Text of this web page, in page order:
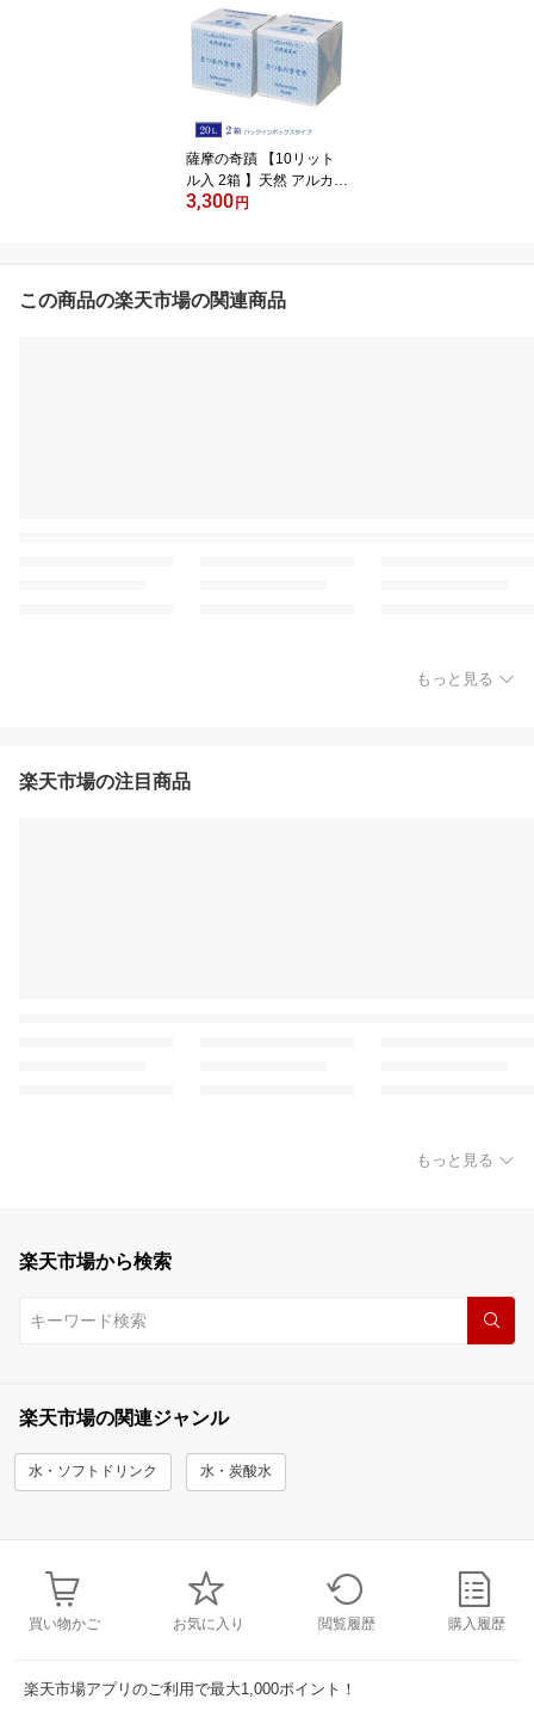
uma 使用ぽん酢 薩摩の
奇蹟温泉水仕込みポン酢
鹿児島のお土産や贈り物
などにも
薩摩の奇蹟 【10リット
ル入 2箱 】天然 アルカリ
温泉水 薩摩の奇蹟 美味
水 軟水 硬度0.6 ミネラル
ウォーター シリカ水 バ
3,300円
この商品の楽天市場の関連商品
もっと見る
楽天市場の注目商品
もっと見る
楽天市場から検索
楽天市場の関連ジャンル
水・ソフトドリンク 水・炭酸水
買い物かご お気に入り 閲覧履歴 購入履歴
楽天市場アプリのご利用で最大1,000ポイント！